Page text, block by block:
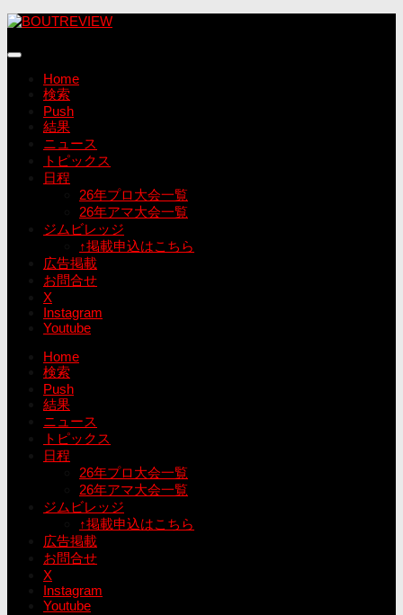
コ
テ
Home
検索
Push
結果
ニュース
トピックス
日程
26年プロ大会一覧
26年アマ大会一覧
ジムビレッジ
↑掲載申込はこちら
広告掲載
お問合せ
X
Instagram
Youtube
Home
検索
Push
結果
ニュース
トピックス
日程
26年プロ大会一覧
26年アマ大会一覧
ジムビレッジ
↑掲載申込はこちら
広告掲載
お問合せ
X
Instagram
Youtube